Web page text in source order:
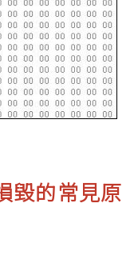
毀的常見原